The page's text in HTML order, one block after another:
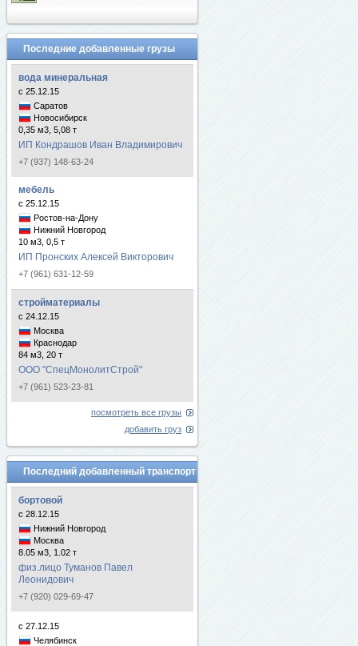
Последние добавленные грузы
вода минеральная
с 25.12.15
Саратов
Новосибирск
0,35 м3, 5,08 т
ИП Кондрашов Иван Владимирович
+7 (937) 148-63-24
мебель
с 25.12.15
Ростов-на-Дону
Нижний Новгород
10 м3, 0,5 т
ИП Пронских Алексей Викторович
+7 (961) 631-12-59
стройматериалы
с 24.12.15
Москва
Краснодар
84 м3, 20 т
ООО "СпецМонолитСтрой"
+7 (961) 523-23-81
посмотреть все грузы
добавить груз
Последний добавленный транспорт
бортовой
с 28.12.15
Нижний Новгород
Москва
8.05 м3, 1.02 т
физ.лицо Туманов Павел
Леонидович
+7 (920) 029-69-47
с 27.12.15
Челябинск